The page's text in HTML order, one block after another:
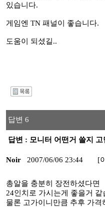
있습니다.
게임엔 TN 패널이 좋습니다.
도움이 되셨길..
답변 6
답변 : 모니터 어떤거 쓸지
Noir 2007/06/06 23:44 [
총알을 충분히 장전하셨다면
24인치로 가시는게 좋을거 같
물론 고가이니만큼 추후 가격